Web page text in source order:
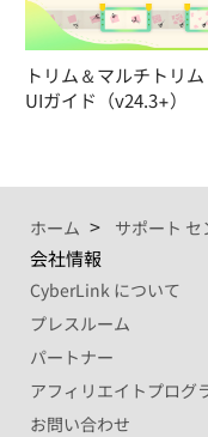
トリム＆マルチトリ
UIガイド（v24.3+）
ホーム サポート セ
会社情報
CyberLink について
プレスルーム
パートナー
アフィリエイトプログ
お問い合わせ